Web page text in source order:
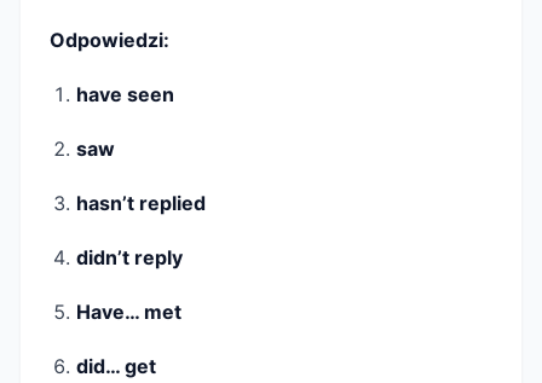
Odpowiedzi:
have seen
saw
hasn’t replied
didn’t reply
Have… met
did… get